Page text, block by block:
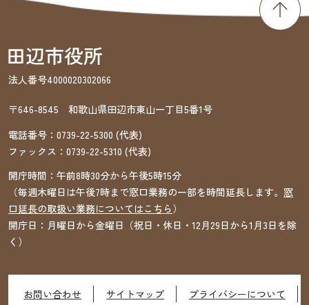
法人番号4000020302066
〒646-8545 和歌山県田辺市東山一丁目5番1号
電話番号： 0739-22-5300 (代表)
ファックス： 0739-22-5310 (代表)
開庁時間：午前8時30分から午後5時15分
（毎週木曜日は午後7時まで窓口業務の一部を時間延長します。 窓
口延長の取扱い業務についてはこちら）
開庁日：月曜日から金曜日（祝日・休日・12月29日から1月3日を除
く）
お問い合わせ サイトマップ プライバシーについて